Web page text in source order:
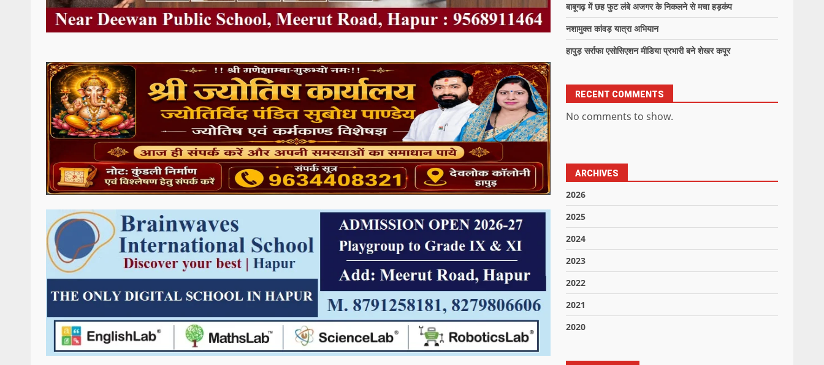
बाबूगढ़ में छह फुट लंबे अजगर के निकलने से मचा हड़कंप
नशामुक्त कांवड़ यात्रा अभियान
हापुड़ सर्राफा एसोसिएशन मीडिया प्रभारी बने शेखर कपूर
RECENT COMMENTS
No comments to show.
ARCHIVES
2026
2025
2024
2023
2022
2021
2020